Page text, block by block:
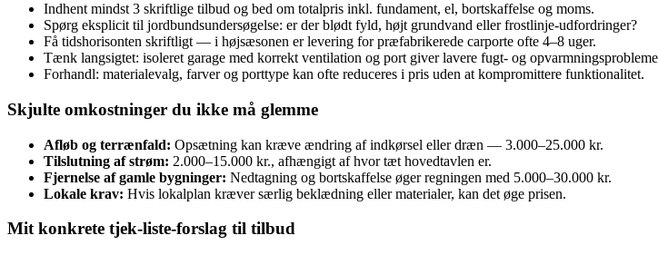
Indhent mindst 3 skriftlige tilbud og bed om totalpris inkl. fundament, el, bortskaffelse og moms.
Spørg eksplicit til jordbundsundersøgelse: er der blødt fyld, højt grundvand eller frostlinje‑udfordringer?
Få tidshorisonten skriftligt — i højsæsonen er levering for præfabrikerede carporte ofte 4–8 uger.
Tænk langsigtet: isoleret garage med korrekt ventilation og port giver lavere fugt- og
Forhandl: materialevalg, farver og porttype kan ofte reduceres i pris uden at kompromittere funktionalitet.
Skjulte omkostninger du ikke må glemme
Afløb og terrænfald: Opsætning kan kræve ændring af indkørsel eller dræn — 3.000–25.000 kr.
Tilslutning af strøm: 2.000–15.000 kr., afhængigt af hvor tæt hovedtavlen er.
Fjernelse af gamle bygninger: Nedtagning og bortskaffelse øger regningen med 5.000–30.000 kr.
Lokale krav: Hvis lokalplan kræver særlig beklædning eller materialer, kan det øge prisen.
Mit konkrete tjek‑liste‑forslag til tilbud